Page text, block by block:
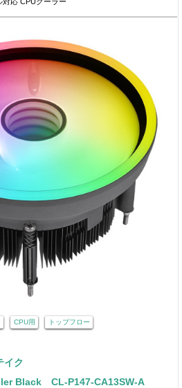
CPU用 トップフロー
イク
Black CL-P147-CA13SW-A